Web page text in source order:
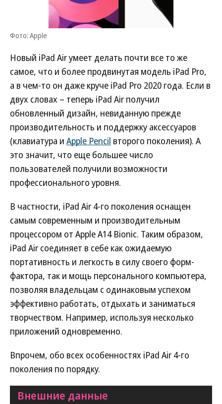
Фото: Apple
Новый iPad Air умеет делать почти все то же
самое, что и более продвинутая модель iPad Pro,
а в чем-то он даже круче iPad Pro 2020 года. Если в
двух словах – теперь iPad Air получил
обновленный дизайн, невиданную прежде
производительность и поддержку аксессуаров
(клавиатура и Apple Pencil второго поколения). А
это значит, что еще большее число
пользователей получили возможности
профессионального уровня.
В частности, iPad Air 4-го поколения оснащен
самым современным и производительным
процессором от Apple A14 Bionic. Таким образом,
iPad Air соединяет в себе как ожидаемую
портативность и легкость в силу своего форм-
фактора, так и мощь персонального компьютера,
позволяя владельцам с одинаковым успехом
эффективно работать, отдыхать и заниматься
творчеством. Например, используя несколько
приложений одновременно.
Впрочем, обо всех особенностях iPad Air 4-го
поколения по порядку.
Внешние данные